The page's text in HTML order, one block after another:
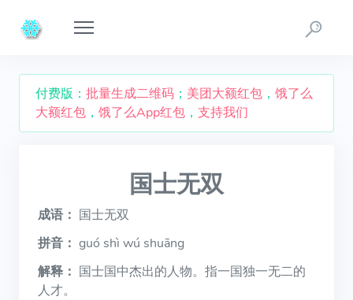
付费版： 批量生成二维码 ； 美团大额红包 ， 饿了么
大额红包 ， 饿了么App红包 ， 支持我们
国士无双
成语： 国士无双
拼音： guó shì wú shuāng
解释： 国士国中杰出的人物。指一国独一无二的
人才。